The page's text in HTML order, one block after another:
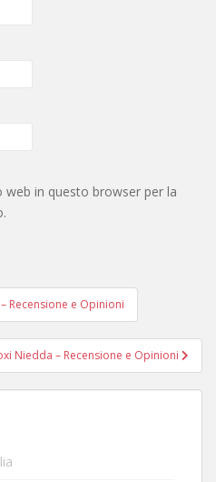
in questo browser per la
Recensione e Opinioni
Niedda – Recensione e Opinioni